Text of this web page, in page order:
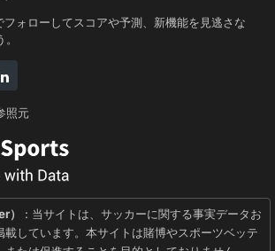
フォローしてスコアや予測、新機能を見逃さな
照元
）
: 当サイトは、サッカーに関する事実データお
載しています。本サイトは賭博やスポーツベッテ